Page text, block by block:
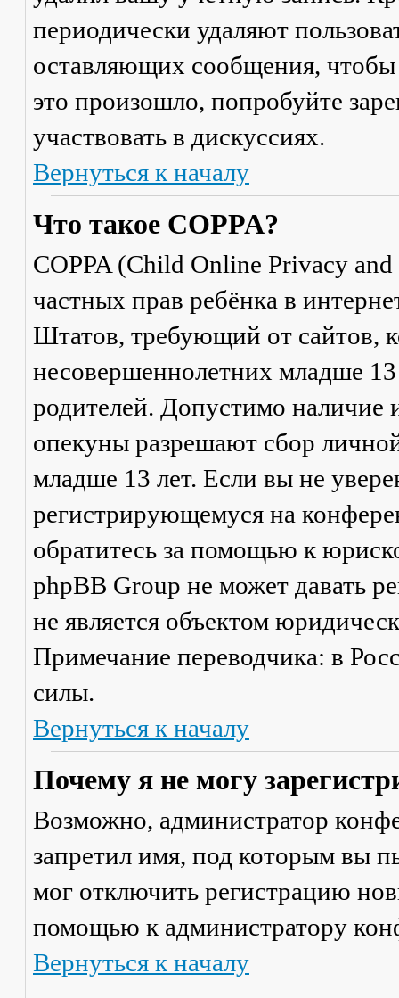
периодически удаляют
оставляющих сообщения,
это произошло, попробуйте
участвовать в дискуссиях.
Вернуться к началу
Что такое COPPA?
COPPA (Child Online Privacy
частных прав ребёнка в
Штатов, требующий от сайтов,
несовершеннолетних младше 13
родителей. Допустимо наличие
опекуны разрешают сбор
младше 13 лет. Если вы не
регистрирующемуся на
обратитесь за помощью к
phpBB Group не может давать
не является объектом
Примечание переводчика: в
силы.
Вернуться к началу
Почему я не могу
Возможно, администратор
запретил имя, под которым вы
мог отключить регистрацию
помощью к администратору
Вернуться к началу